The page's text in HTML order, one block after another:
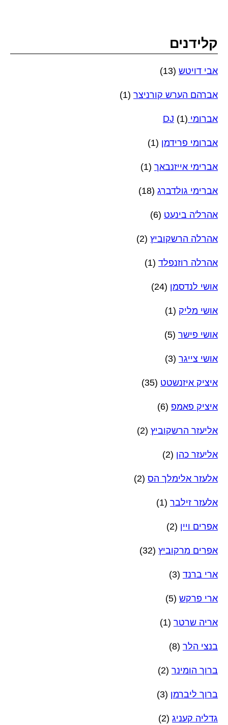
קלידנים
אבי דויטש (13)
אברהם הערש קורניצר (1)
אברומי DJ (1)
אברומי פרידמן (1)
אברימי אייזנבאך (1)
אברימי גולדברג (18)
אהרל'ה בינעט (6)
אהרלה הרשקוביץ (2)
אהרלה רוזנפלד (1)
אושי לנדסמן (24)
אושי מליק (1)
אושי פישר (5)
אושי צייגר (3)
איציק איזנשטט (35)
איציק פאמפ (6)
אליעזר הרשקוביץ (2)
אליעזר כהן (2)
אלעזר אלימלך הס (2)
אלעזר זילבר (1)
אפרים ויין (2)
אפרים מרקוביץ (32)
ארי ברנד (3)
ארי פרקש (5)
אריה שרטר (1)
בנצי הלר (8)
ברוך הומינר (2)
ברוך ליברמן (3)
גדליה קעניג (2)